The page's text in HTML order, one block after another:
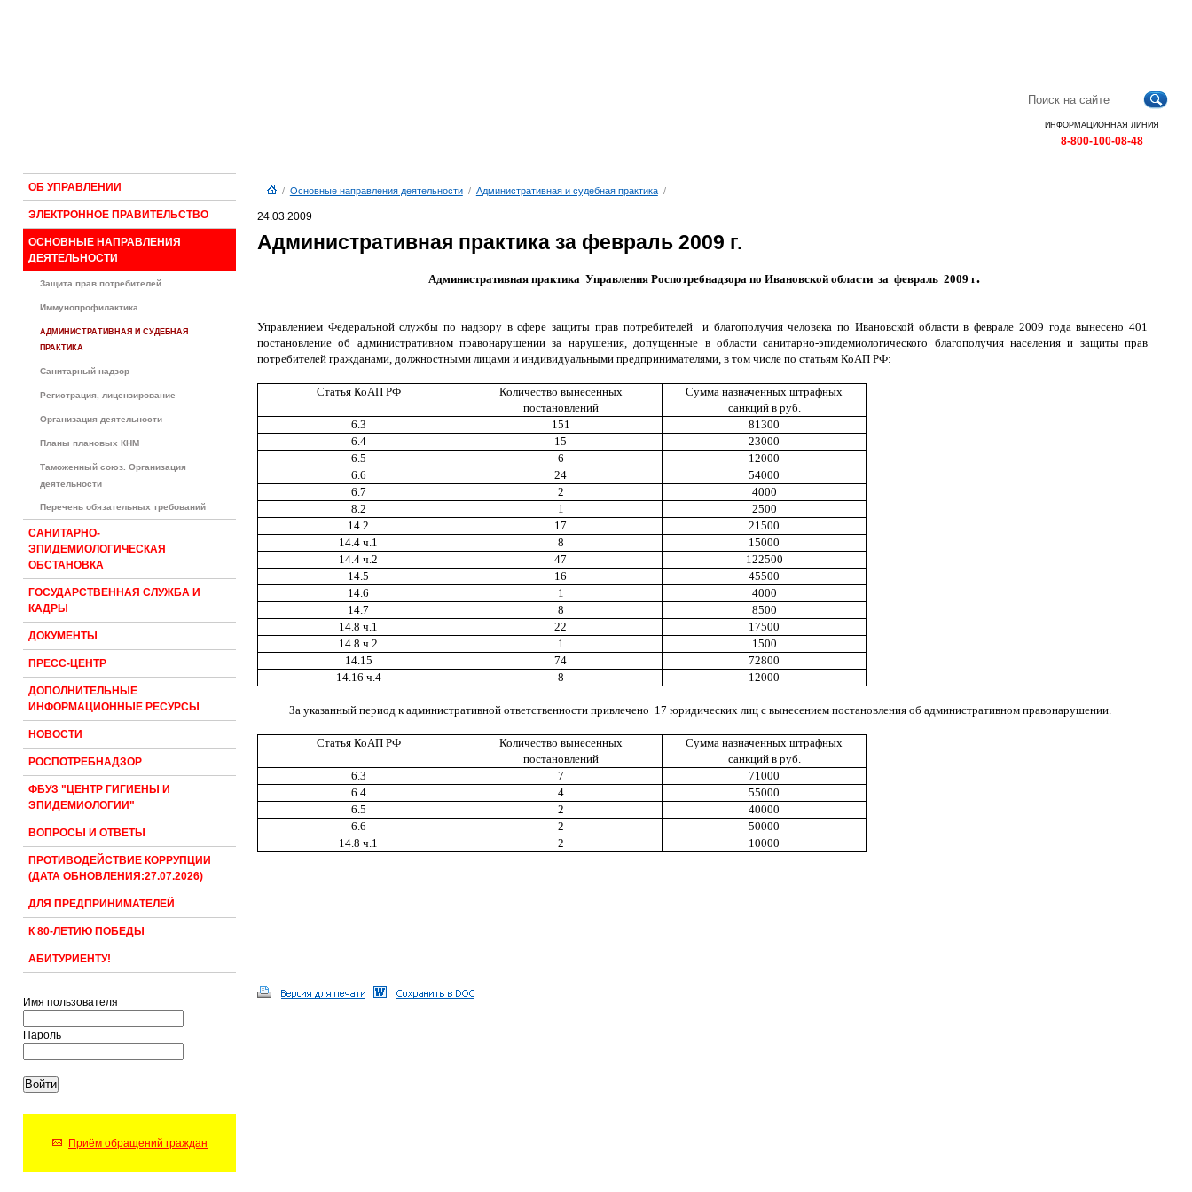
сайта
RSS
ИНФОРМАЦИОННАЯ ЛИНИЯ
8-800-100-08-48
ОБ УПРАВЛЕНИИ
ЭЛЕКТРОННОЕ ПРАВИТЕЛЬСТВО
ОСНОВНЫЕ НАПРАВЛЕНИЯ
ДЕЯТЕЛЬНОСТИ
Защита прав потребителей
Иммунопрофилактика
АДМИНИСТРАТИВНАЯ И СУДЕБНАЯ
ПРАКТИКА
Санитарный надзор
Регистрация, лицензирование
Организация деятельности
Планы плановых КНМ
Таможенный союз. Организация
деятельности
Перечень обязательных требований
САНИТАРНО-
ЭПИДЕМИОЛОГИЧЕСКАЯ
ОБСТАНОВКА
ГОСУДАРСТВЕННАЯ СЛУЖБА И
КАДРЫ
ДОКУМЕНТЫ
ПРЕСС-ЦЕНТР
ДОПОЛНИТЕЛЬНЫЕ
ИНФОРМАЦИОННЫЕ РЕСУРСЫ
НОВОСТИ
РОСПОТРЕБНАДЗОР
ФБУЗ "ЦЕНТР ГИГИЕНЫ И
ЭПИДЕМИОЛОГИИ"
ВОПРОСЫ И ОТВЕТЫ
ПРОТИВОДЕЙСТВИЕ КОРРУПЦИИ
(ДАТА ОБНОВЛЕНИЯ:27.07.2026)
ДЛЯ ПРЕДПРИНИМАТЕЛЕЙ
К 80-ЛЕТИЮ ПОБЕДЫ
АБИТУРИЕНТУ!
Имя пользователя
Пароль
Приём обращений граждан
/ Основные направления деятельности/ Административная и судебная практика/
24.03.2009
Административная практика за февраль 2009 г.
Административная практика Управления Роспотребнадзора по Ивановской области за февраль 2009 г.
Управлением Федеральной службы по надзору в сфере защиты прав потребителей
и благополучия человека по Ивановской области в феврале 2009 года вынесено 401
постановление об административном правонарушении за нарушения, допущенные в области санитарно-эпидемиологического благополучия населения и защиты прав
потребителей гражданами, должностными лицами и индивидуальными предпринимателями, в том числе по статьям КоАП РФ:
Статья КоАП РФ
Количество вынесенных
постановлений
Сумма назначенных штрафных
санкций в руб.
6.3
151
81300
6.4
15
23000
6.5
6
12000
6.6
24
54000
6.7
2
4000
8.2
1
2500
14.2
17
21500
14.4 ч.1
8
15000
14.4 ч.2
47
122500
14.5
16
45500
14.6
1
4000
14.7
8
8500
14.8 ч.1
22
17500
14.8 ч.2
1
1500
14.15
74
72800
14.16 ч.4
8 12000
За указанный период к административной ответственности привлечено 17 юридических лиц с вынесением постановления об административном правонарушении.
Статья КоАП РФ
Количество вынесенных
постановлений
Сумма назначенных штрафных
санкций в руб.
6.3
7
71000
6.4
4
55000
6.5
2
40000
6.6
2
50000
14.8 ч.1
2 10000